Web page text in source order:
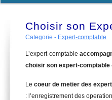
Choisir son
Categorie - Expert-comptable
L’expert-comptable
choisir son expert-comptable
Le coeur de metier des
: l’enregistrement des